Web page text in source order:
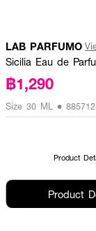
LAB PARFUMO
Sicilia Eau de
฿1,290
Size 30 ML •
Product
Product